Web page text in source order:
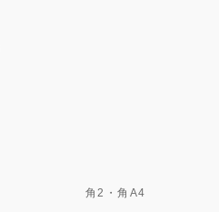
角2・角A4